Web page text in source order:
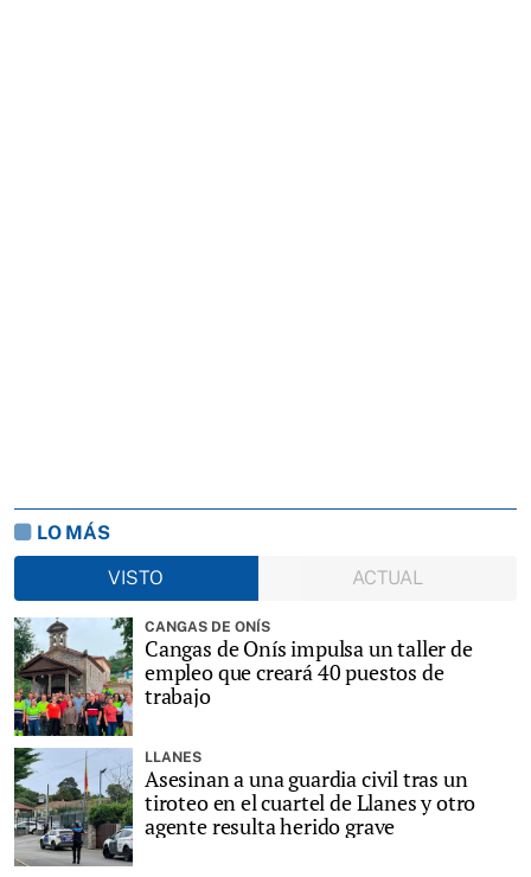
LO MÁS
VISTO
ACTUAL
CANGAS DE ONÍS
Cangas de Onís impulsa un taller de
empleo que creará 40 puestos de
trabajo
LLANES
Asesinan a una guardia civil tras un
tiroteo en el cuartel de Llanes y otro
agente resulta herido grave